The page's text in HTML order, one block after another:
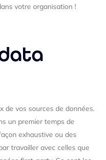
votre organisation !
de vos sources de données.
un premier temps de
exhaustive ou des
travailler avec celles que